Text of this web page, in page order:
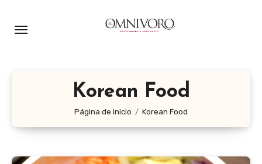
Korean Food
Página de inicio Korean Food